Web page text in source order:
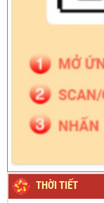
THỜI TIẾT